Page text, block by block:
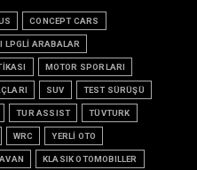
CONCEPT CARS
LPGLİ ARABALAR
MOTOR SPORLARI
SUV TEST SÜRÜŞÜ
TUR ASSIST TÜVTURK
WRC YERLİ OTO
KLASIK OTOMOBILLER